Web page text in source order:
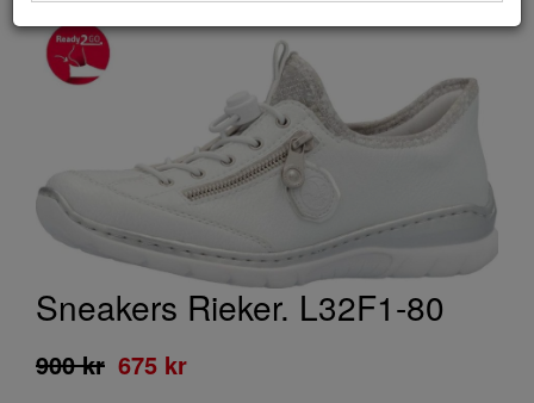
Sneakers Rieker. L32F1-80
900 kr 675 kr